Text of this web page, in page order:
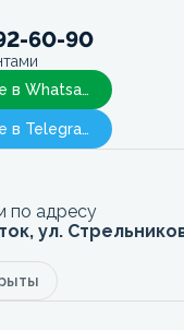
60-90
Напишите в Whatsapp
Напишите в Telegram
по адресу
ул.